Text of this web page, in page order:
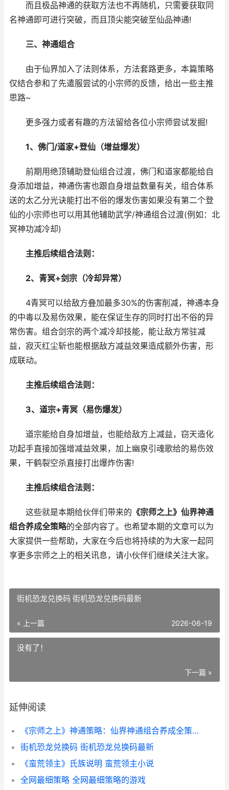
而且极品神通的获取方法也不再随机，只需要获取同
名神通即可进行突破，而且顶尖能突破至仙品神通!
三、神通组合
由于仙界加入了法则体系，方法套路更多，本篇策略
仅结合参和了先遣服尝试的小宗师的反馈，给出一些主推
思路~
更多强力或者有趣的方法留给各位小宗师尝试发掘!
1、佛门/道家+登仙（增益爆发）
前期用绝顶辅助登仙组合过渡，佛门和道家都能给自
身添加增益，神通伤害也跟自身增益数量有关，组合体系
送的太乙分光诀能打出不俗的爆发伤害如果没有第二个登
仙的小宗师也可以用其他辅助武学/神通组合过渡(例如：北
冥神功减冷却)
主推后续组合法则：
2、青冥+剑宗（冷却异常）
4青冥可以给敌方叠加最多30%的伤害削减，神通本身
的中毒以及易伤效果，能在保证生存的同时打出不俗的异
常伤害。组合剑宗的两个减冷却技能，能让敌方常驻减
益，寂灭红尘斩也能根据敌方减益效果造成额外伤害，形
成联动。
主推后续组合法则：
3、道宗+青冥（易伤爆发）
道宗能给自身加增益，也能给敌方上减益，窃天造化
功起手直接加强增减益效果，加上幽泉引魂歌给的易伤效
果，干鹤裂空杀直接打出爆炸伤害!
主推后续组合法则：
这些就是本期给伙伴们带来的 《宗师之上》仙界神通
组合养成全策略的全部内容了。也希望本期的文章可以为
大家提供一些帮助，大家在今后也将持续的为大家一起同
享更多宗师之上的相关讯息，请小伙伴们继续关注大家。
街机恐龙兑换码 街机恐龙兑换码最新
« 上一篇 2026-06-19
没有了！
下一篇 »
延伸阅读
《宗师之上》神通策略：仙界神通组合养成全策略 宗师之上是什么
街机恐龙兑换码 街机恐龙兑换码最新
《蛮荒领主》氏族说明 蛮荒领主小说
全网最细策略 全网最细策略的游戏